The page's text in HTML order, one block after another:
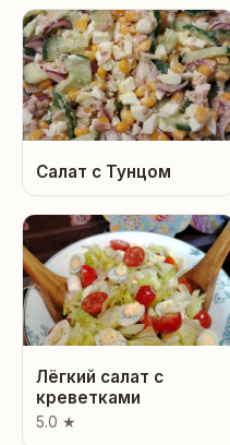
Салат с Тунцом
Лёгкий салат с
креветками
5.0 ★